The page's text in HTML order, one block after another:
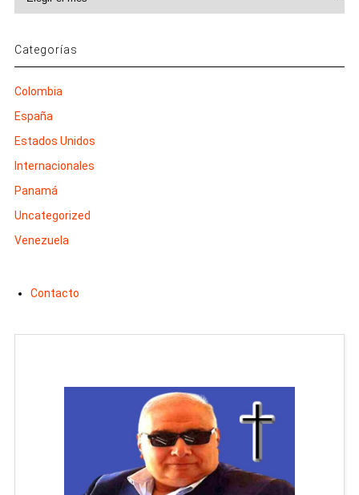
Categorías
Colombia
España
Estados Unidos
Internacionales
Panamá
Uncategorized
Venezuela
Contacto